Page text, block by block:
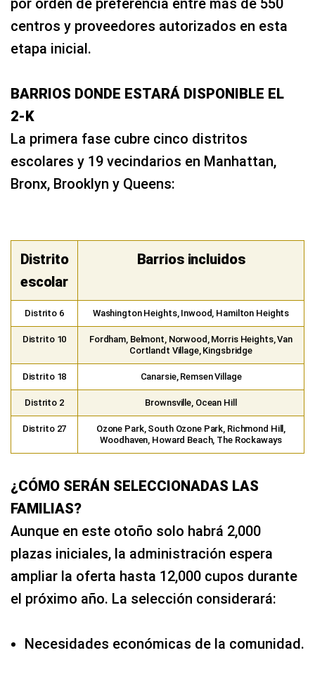
centros y proveedores autorizados en esta
etapa inicial.
BARRIOS DONDE ESTARÁ DISPONIBLE EL
2‑K
La primera fase cubre cinco distritos
escolares y 19 vecindarios en Manhattan,
Bronx, Brooklyn y Queens:
Distrito
escolar
Barrios incluidos
Distrito 6 Washington Heights, Inwood, Hamilton Heights
Distrito 10
Fordham, Belmont, Norwood, Morris Heights, Van
Cortlandt Village, Kingsbridge
Distrito 18 Canarsie, Remsen Village
Distrito 2 Brownsville, Ocean Hill
Distrito 27
Ozone Park, South Ozone Park, Richmond Hill,
Woodhaven, Howard Beach, The Rockaways
¿CÓMO SERÁN SELECCIONADAS LAS
FAMILIAS?
Aunque en este otoño solo habrá 2,000
plazas iniciales, la administración espera
ampliar la oferta hasta 12,000 cupos durante
el próximo año. La selección considerará:
Necesidades económicas de la comunidad.